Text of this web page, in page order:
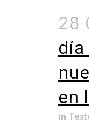
28
día
en
in